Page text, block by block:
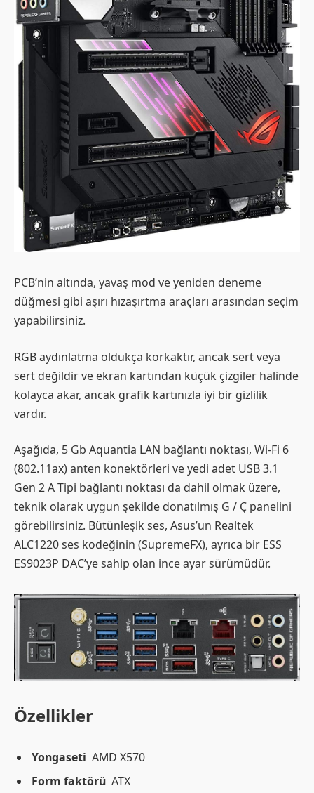
PCB’nin altında, yavaş mod ve yeniden deneme
düğmesi gibi aşırı hızaşırtma araçları arasından seçim
yapabilirsiniz.
RGB aydınlatma oldukça korkaktır, ancak sert veya
sert değildir ve ekran kartından küçük çizgiler halinde
kolayca akar, ancak grafik kartınızla iyi bir gizlilik
vardır.
Aşağıda, 5 Gb Aquantia LAN bağlantı noktası, Wi-Fi 6
(802.11ax) anten konektörleri ve yedi adet USB 3.1
Gen 2 A Tipi bağlantı noktası da dahil olmak üzere,
teknik olarak uygun şekilde donatılmış G / Ç panelini
görebilirsiniz. Bütünleşik ses, Asus’un Realtek
ALC1220 ses kodeğinin (SupremeFX), ayrıca bir ESS
ES9023P DAC’ye sahip olan ince ayar sürümüdür.
Özellikler
Yongaseti AMD X570
Form faktörü ATX